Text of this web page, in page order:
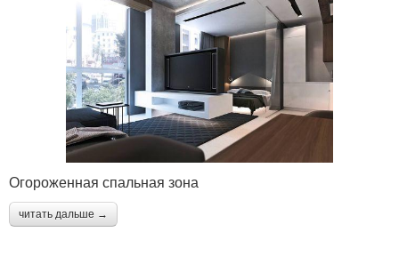
Огороженная спальная зона
читать дальше →